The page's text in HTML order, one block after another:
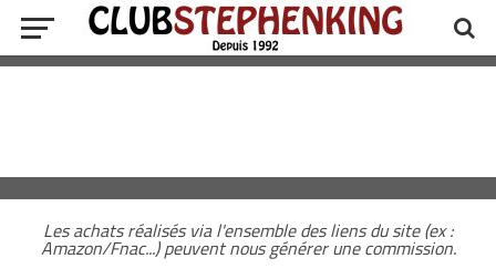
Les achats réalisés via l'ensemble des liens du site (ex :
Amazon/Fnac...) peuvent nous générer une commission.